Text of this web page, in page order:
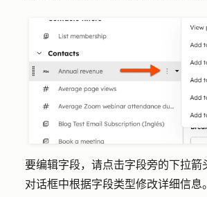
要编辑字段，请点击字段旁的下拉箭
对话框中根据字段类型修改详细信息。